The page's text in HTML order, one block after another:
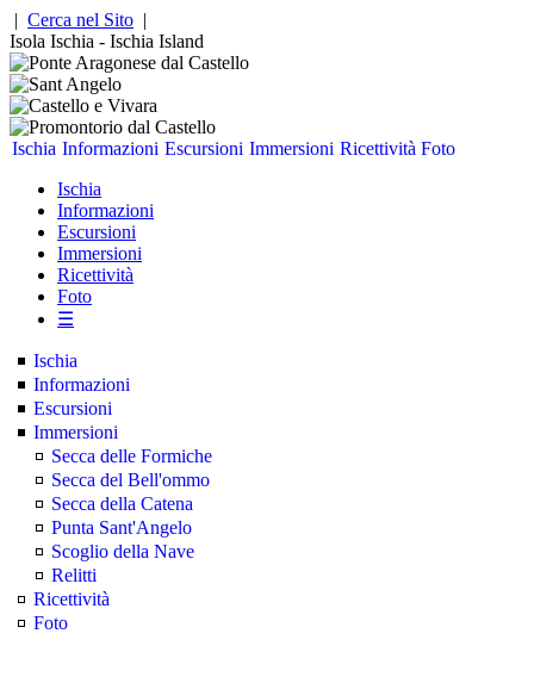
| Cerca nel Sito |
Isola Ischia - Ischia Island
Ischia Informazioni Escursioni Immersioni Ricettività Foto
Ischia
Informazioni
Escursioni
Immersioni
Ricettività
Foto
☰
Ischia
Informazioni
Escursioni
Immersioni
Secca delle Formiche
Secca del Bell'ommo
Secca della Catena
Punta Sant'Angelo
Scoglio della Nave
Relitti
Ricettività
Foto